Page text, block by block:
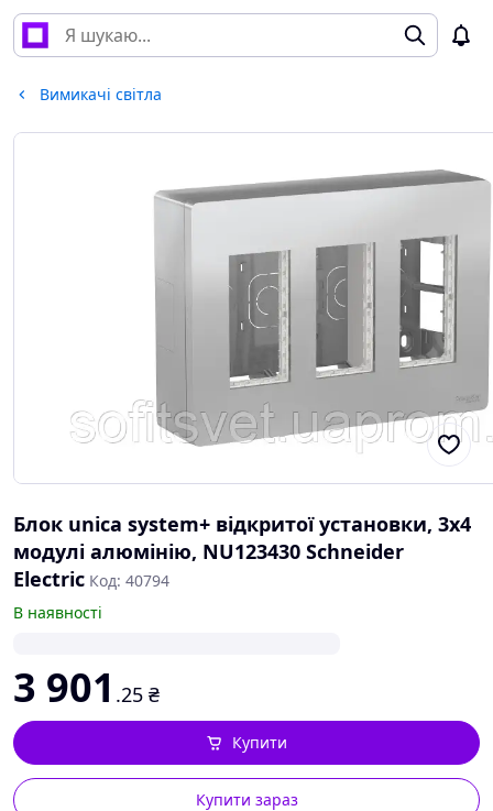
Вимикачі світла
Блок unica system+ відкритої установки, 3х4
модулі алюмінію, NU123430 Schneider
Electric Код: 40794
В наявності
3 901 .25 ₴
Купити зараз
Купити